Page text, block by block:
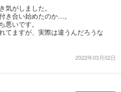
気がしました。
き合い始めたのか…。
悪いです。
てますが、実際は違うんだろうな
2022年03月02日